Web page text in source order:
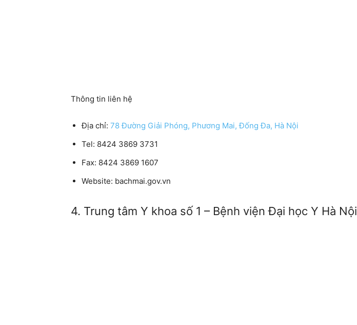
Thông tin liên hệ
Địa chỉ: 78 Đường Giải Phóng, Phương Mai, Đống Đa, Hà Nội
Tel: 8424 3869 3731
Fax: 8424 3869 1607
Website: bachmai.gov.vn
4. Trung tâm Y khoa số 1 – Bệnh viện Đại học Y Hà Nội